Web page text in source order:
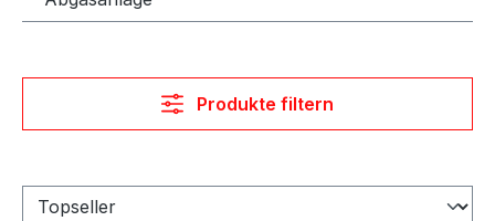
Produkte filtern